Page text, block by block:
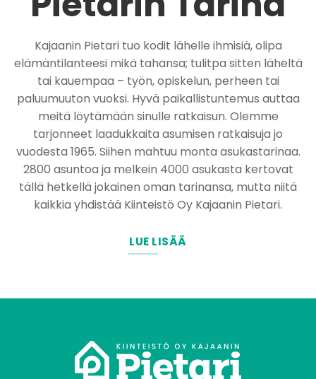
Kajaanin Pietari tuo kodit lähelle ihmisiä, olipa
elämäntilanteesi mikä tahansa; tulitpa sitten läheltä
tai kauempaa – työn, opiskelun, perheen tai
paluumuuton vuoksi. Hyvä paikallistuntemus auttaa
meitä löytämään sinulle ratkaisun. Olemme
tarjonneet laadukkaita asumisen ratkaisuja jo
vuodesta 1965. Siihen mahtuu monta asukastarinaa.
2800 asuntoa ja melkein 4000 asukasta kertovat
tällä hetkellä jokainen oman tarinansa, mutta niitä
kaikkia yhdistää Kiinteistö Oy Kajaanin Pietari.
LUE LISÄÄ